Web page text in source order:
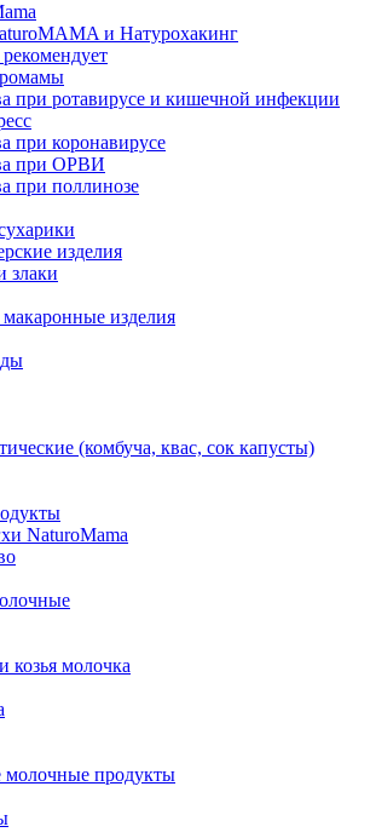
и Натурохакинг
при ротавирусе и кишечной инфекции
при коронавирусе
при ОРВИ
при поллинозе
изделия
злаки
изделия
(комбуча, квас, сок капусты)
NaturoMama
козья молочка
молочные продукты